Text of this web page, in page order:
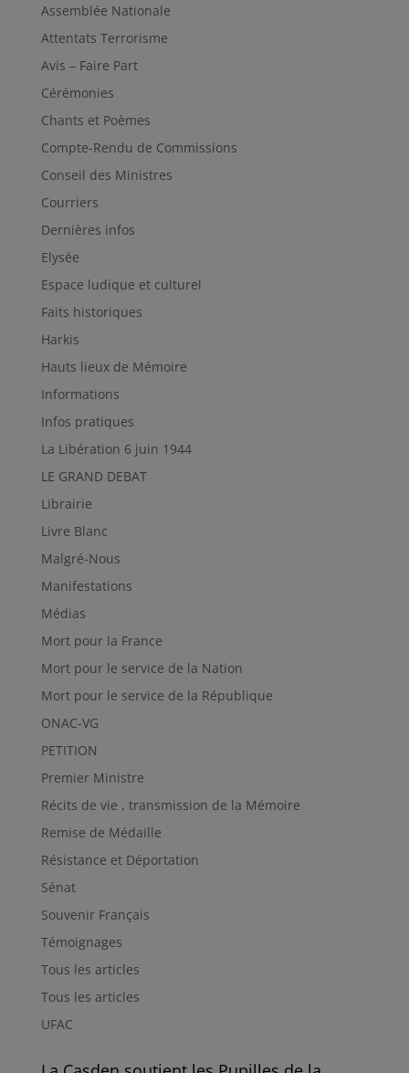
Assemblée Nationale
Attentats Terrorisme
Avis – Faire Part
Cérémonies
Chants et Poèmes
Compte-Rendu de Commissions
Conseil des Ministres
Courriers
Dernières infos
Elysée
Espace ludique et culturel
Faits historiques
Harkis
Hauts lieux de Mémoire
Informations
Infos pratiques
La Libération 6 juin 1944
LE GRAND DEBAT
Librairie
Livre Blanc
Malgré-Nous
Manifestations
Médias
Mort pour la France
Mort pour le service de la Nation
Mort pour le service de la République
ONAC-VG
PETITION
Premier Ministre
Récits de vie , transmission de la Mémoire
Remise de Médaille
Résistance et Déportation
Sénat
Souvenir Français
Témoignages
Tous les articles
Tous les articles
UFAC